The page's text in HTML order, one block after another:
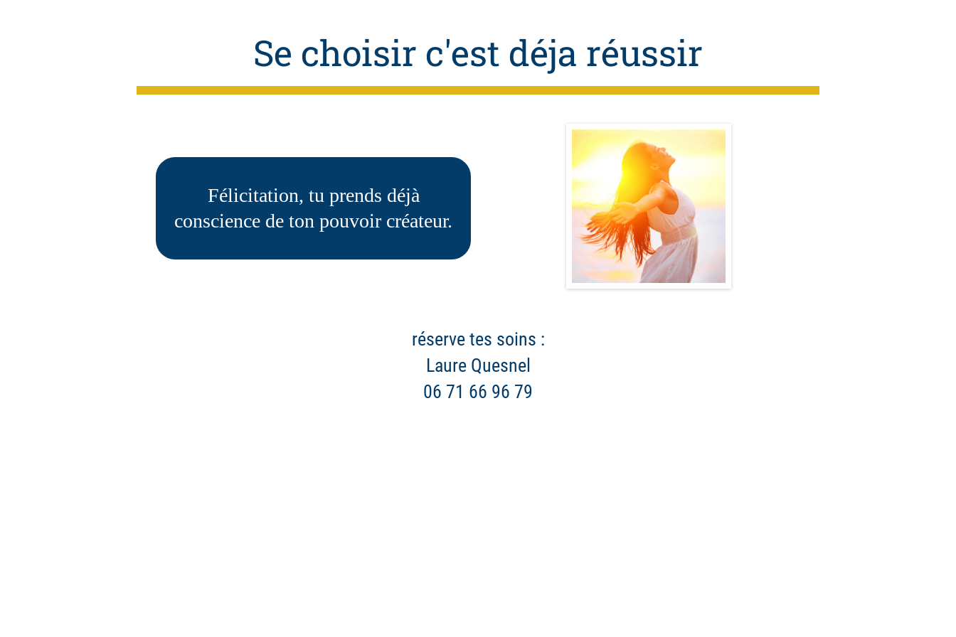
Se choisir c'est déja réussir
Félicitation, tu prends déjà
conscience de ton pouvoir créateur.
réserve tes soins :
Laure Quesnel
06 71 66 96 79